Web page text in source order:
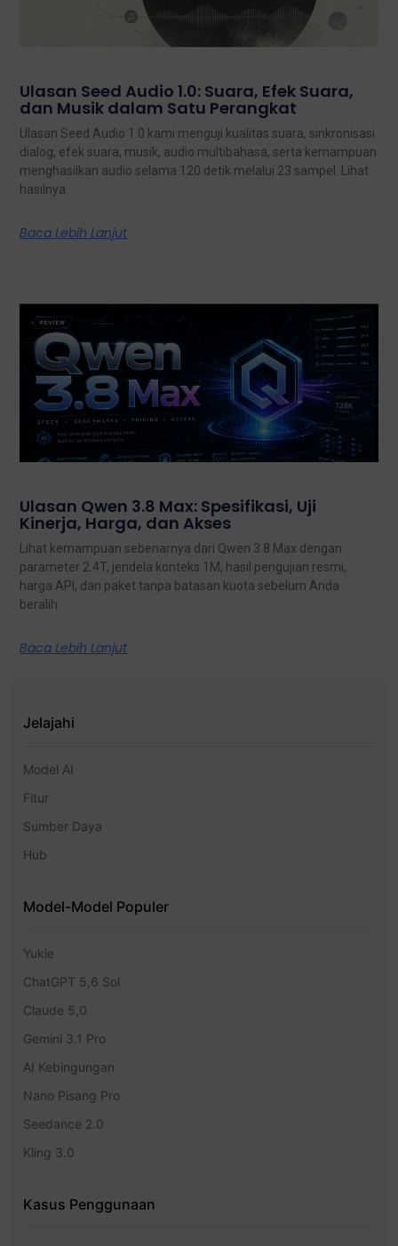
Ulasan Seed Audio 1.0: Suara, Efek Suara,
dan Musik dalam Satu Perangkat
Ulasan Seed Audio 1.0 kami menguji kualitas suara, sinkronisasi
dialog, efek suara, musik, audio multibahasa, serta kemampuan
menghasilkan audio selama 120 detik melalui 23 sampel. Lihat
hasilnya.
Baca Lebih Lanjut
Ulasan Qwen 3.8 Max: Spesifikasi, Uji
Kinerja, Harga, dan Akses
Lihat kemampuan sebenarnya dari Qwen 3.8 Max dengan
parameter 2.4T, jendela konteks 1M, hasil pengujian resmi,
harga API, dan paket tanpa batasan kuota sebelum Anda
beralih.
Baca Lebih Lanjut
Jelajahi
Model AI
Fitur
Sumber Daya
Hub
Model-Model Populer
Yukie
ChatGPT 5,6 Sol
Claude 5,0
Gemini 3.1 Pro
AI Kebingungan
Nano Pisang Pro
Seedance 2.0
Kling 3.0
Kasus Penggunaan